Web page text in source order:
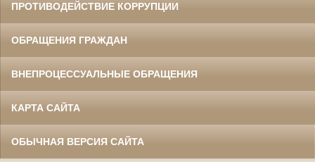
ПРОТИВОДЕЙСТВИЕ КОРРУПЦИИ
ОБРАЩЕНИЯ ГРАЖДАН
ВНЕПРОЦЕССУАЛЬНЫЕ ОБРАЩЕНИЯ
КАРТА САЙТА
ОБЫЧНАЯ ВЕРСИЯ САЙТА